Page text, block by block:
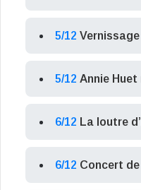
5/12
5/12 Annie
6/12 La loutre
6/12 Concert